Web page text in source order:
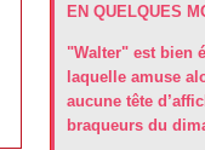
EN QUELQUES
"Walter" est bien
laquelle amuse
aucune tête
braqueurs du